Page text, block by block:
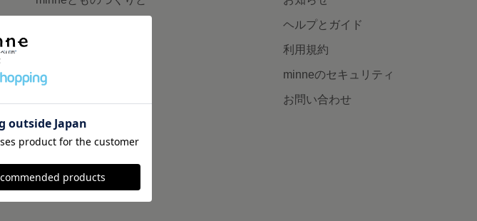
minneの本
広告出稿について
ヘルプとガイド
利用規約
minneのセキュリティ
お問い合わせ